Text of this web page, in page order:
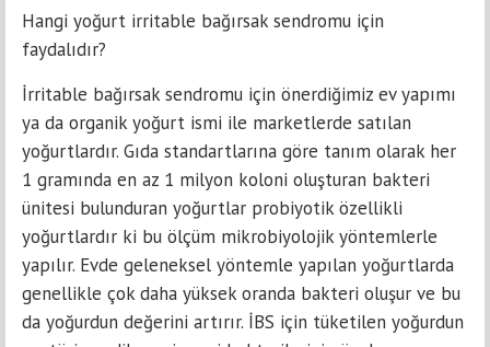
Hangi yoğurt irritable bağırsak sendromu için
faydalıdır?
İrritable bağırsak sendromu için önerdiğimiz ev yapımı
ya da organik yoğurt ismi ile marketlerde satılan
yoğurtlardır. Gıda standartlarına göre tanım olarak her
1 gramında en az 1 milyon koloni oluşturan bakteri
ünitesi bulunduran yoğurtlar probiyotik özellikli
yoğurtlardır ki bu ölçüm mikrobiyolojik yöntemlerle
yapılır. Evde geleneksel yöntemle yapılan yoğurtlarda
genellikle çok daha yüksek oranda bakteri oluşur ve bu
da yoğurdun değerini artırır. İBS için tüketilen yoğurdun